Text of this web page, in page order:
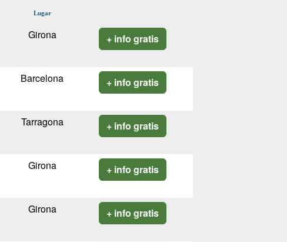
Lugar
Girona + info gratis
Barcelona + info gratis
Tarragona + info gratis
Girona + info gratis
Girona + info gratis